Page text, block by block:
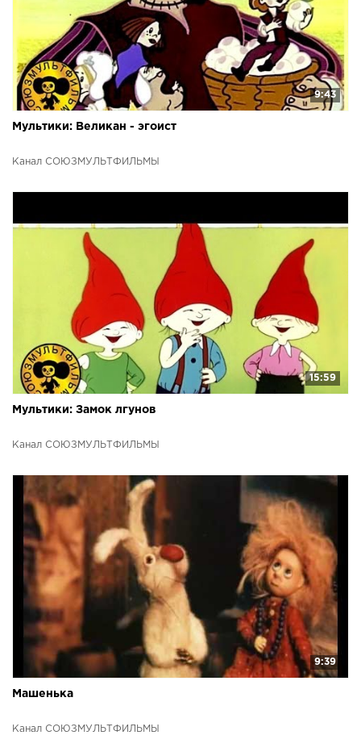
9:43
Мультики: Великан - эгоист
Канал СОЮЗМУЛЬТФИЛЬМЫ
15:59
Мультики: Замок лгунов
Канал СОЮЗМУЛЬТФИЛЬМЫ
9:39
Машенька
Канал СОЮЗМУЛЬТФИЛЬМЫ